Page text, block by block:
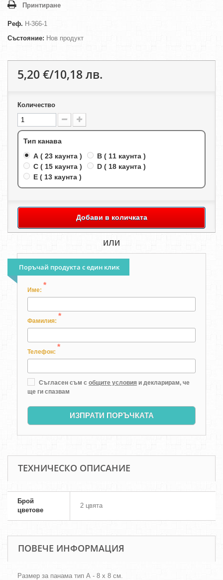
Принтиране
Реф. H-366-1
Състояние: Нов продукт
5,20 €/10,18 лв.
Количество
Тип канава
A ( 23 каунта )
B ( 11 каунта )
C ( 15 каунта )
D ( 18 каунта )
E ( 13 каунта )
Добави в количката
или
Поръчай продукта с един клик
Име:
*
Фамилия:
*
Телефон:
*
Съгласен съм с общите условия и декларирам, че
ще ги спазвам
ИЗПРАТИ ПОРЪЧКАТА
ТЕХНИЧЕСКО ОПИСАНИЕ
Брой
цветове
2 цвята
ПОВЕЧЕ ИНФОРМАЦИЯ
Размер за панама тип А - 8 х 8 см.